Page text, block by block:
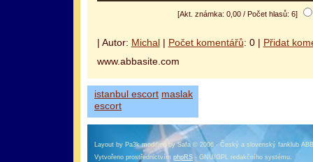
[Akt. známka: 0,00 / Počet hlasů: 6]
| Autor: Michal| Počet komentářů: 0 | Přidat
www.abbasite.com
istanbul escort maslak
escort
Layout by Pa3k modified by Safa © 2006 - Český a slovenský fanklub
Vytvořeno prostřednictvím phpRS - GNU/GPL redakčního systému.